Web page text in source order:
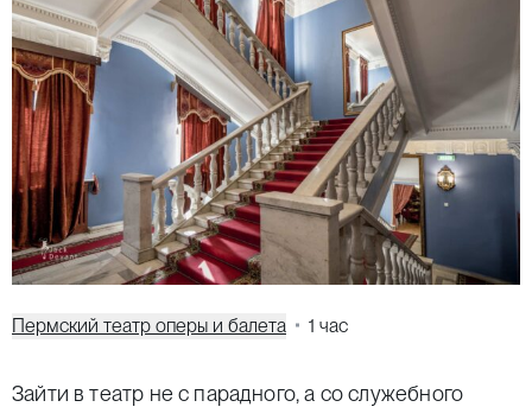
Пермский театр оперы и балета 1 час
Зайти в театр не с парадного, а со служебного